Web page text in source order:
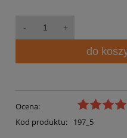
do
Ocena:
Kod produktu:
197_5